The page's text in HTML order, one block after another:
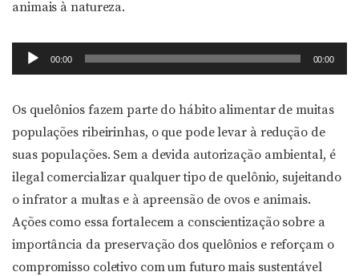
animais à natureza.
Tocador
de
00:00 00:00
Os quelônios fazem parte do hábito alimentar de muitas
populações ribeirinhas, o que pode levar à redução de
suas populações. Sem a devida autorização ambiental, é
ilegal comercializar qualquer tipo de quelônio, sujeitando
o infrator a multas e à apreensão de ovos e animais.
Ações como essa fortalecem a conscientização sobre a
importância da preservação dos quelônios e reforçam o
compromisso coletivo com um futuro mais sustentável